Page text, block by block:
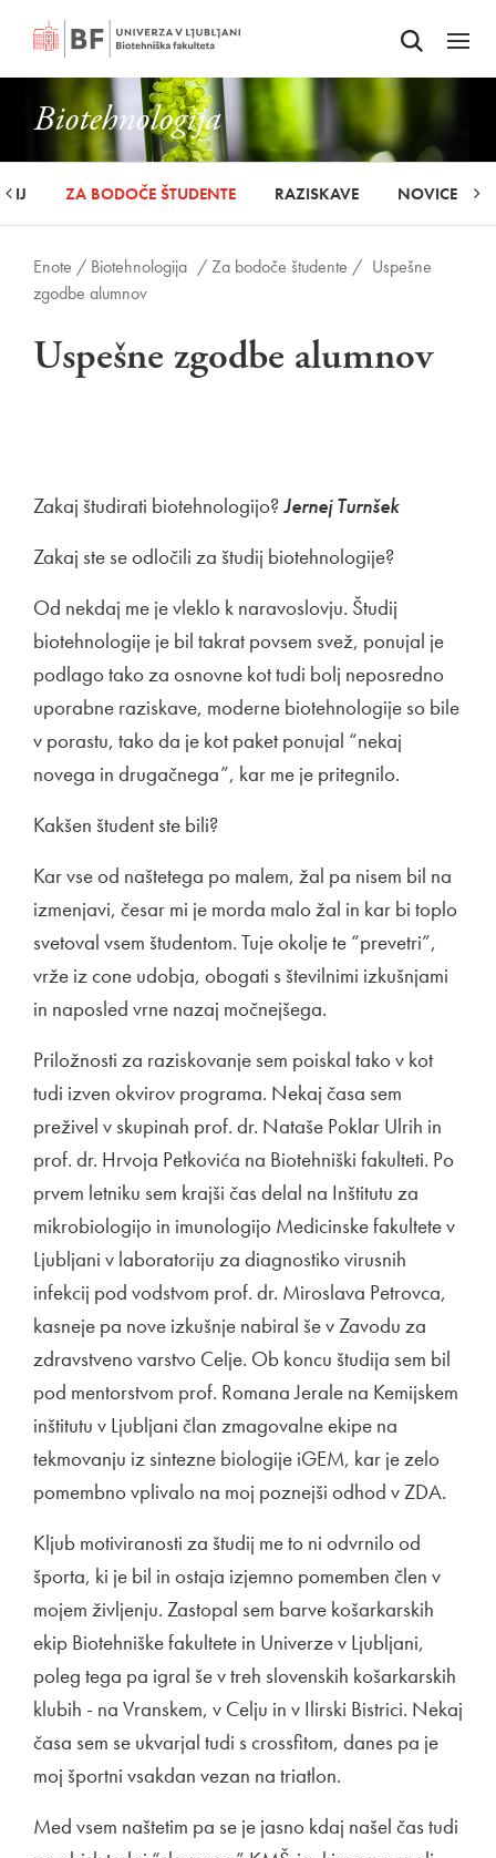
Odpri iskalnik
Odpri
Biotehnologija
ZA BODOČE ŠTUDENTE RAZISKAVE NOVICE
Enote / Biotehnologija / Za bodoče študente / Uspešne
zgodbe alumnov
Uspešne zgodbe alumnov
Zakaj študirati biotehnologijo?Jernej Turnšek
Zakaj ste se odločili za študij biotehnologije?
Od nekdaj me je vleklo k naravoslovju. Študij
biotehnologije je bil takrat povsem svež, ponujal je
podlago tako za osnovne kot tudi bolj neposredno
uporabne raziskave, moderne biotehnologije so bile
v porastu, tako da je kot paket ponujal “nekaj
novega in drugačnega”, kar me je pritegnilo.
Kakšen študent ste bili?
Kar vse od naštetega po malem, žal pa nisem bil na
izmenjavi, česar mi je morda malo žal in kar bi toplo
svetoval vsem študentom. Tuje okolje te “prevetri”,
vrže iz cone udobja, obogati s številnimi izkušnjami
in naposled vrne nazaj močnejšega.
Priložnosti za raziskovanje sem poiskal tako v kot
tudi izven okvirov programa. Nekaj časa sem
preživel v skupinah prof. dr. Nataše Poklar Ulrih in
prof. dr. Hrvoja Petkovića na Biotehniški fakulteti. Po
prvem letniku sem krajši čas delal na Inštitutu za
mikrobiologijo in imunologijo Medicinske fakultete v
Ljubljani v laboratoriju za diagnostiko virusnih
infekcij pod vodstvom prof. dr. Miroslava Petrovca,
kasneje pa nove izkušnje nabiral še v Zavodu za
zdravstveno varstvo Celje. Ob koncu študija sem bil
pod mentorstvom prof. Romana Jerale na Kemijskem
inštitutu v Ljubljani član zmagovalne ekipe na
tekmovanju iz sintezne biologije iGEM, kar je zelo
pomembno vplivalo na moj poznejši odhod v ZDA.
Kljub motiviranosti za študij me to ni odvrnilo od
športa, ki je bil in ostaja izjemno pomemben člen v
mojem življenju. Zastopal sem barve košarkarskih
ekip Biotehniške fakultete in Univerze v Ljubljani,
poleg tega pa igral še v treh slovenskih košarkarskih
klubih - na Vranskem, v Celju in v Ilirski Bistrici. Nekaj
časa sem se ukvarjal tudi s crossfitom, danes pa je
moj športni vsakdan vezan na triatlon.
Med vsem naštetim pa se je jasno kdaj našel čas tudi